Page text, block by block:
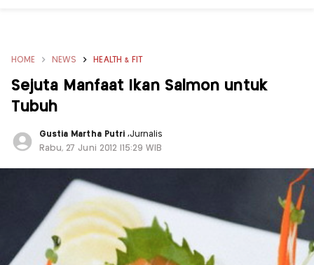
HOME NEWS HEALTH & FIT
Sejuta Manfaat Ikan Salmon untuk
Tubuh
Gustia Martha Putri ,Jurnalis
Rabu, 27 Juni 2012 |15:29 WIB